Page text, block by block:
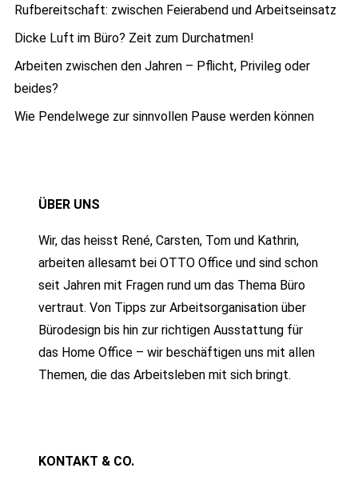
Rufbereitschaft: zwischen Feierabend und Arbeitseinsatz
Dicke Luft im Büro? Zeit zum Durchatmen!
Arbeiten zwischen den Jahren – Pflicht, Privileg oder
beides?
Wie Pendelwege zur sinnvollen Pause werden können
ÜBER UNS
Wir, das heisst René, Carsten, Tom und Kathrin,
arbeiten allesamt bei OTTO Office und sind schon
seit Jahren mit Fragen rund um das Thema Büro
vertraut. Von Tipps zur Arbeitsorganisation über
Bürodesign bis hin zur richtigen Ausstattung für
das Home Office – wir beschäftigen uns mit allen
Themen, die das Arbeitsleben mit sich bringt.
KONTAKT & CO.